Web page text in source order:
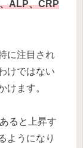
ALP、CRP
に注目され
けではない
けます。
ると上昇す
ようになり